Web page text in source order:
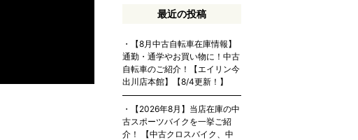
最近の投稿
【8月中古自転車在庫情報】
通勤・通学やお買い物に！中古
自転車のご紹介！【エイリン今
出川店本館】【8/4更新！】
【2026年8月】当店在庫の中
古スポーツバイクを一挙ご紹
介！ 【中古クロスバイク、中